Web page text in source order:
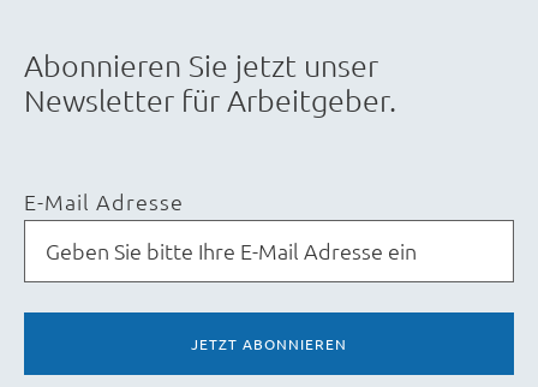
Abonnieren Sie jetzt unser
Newsletter für Arbeitgeber.
E-Mail Adresse
JETZT ABONNIEREN